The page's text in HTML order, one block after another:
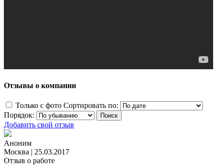
Отзывы о компании
Только с фото Сортировать по:
Порядок:
Добавить свой отзыв
Аноним
Москва | 25.03.2017
Отзыв о работе